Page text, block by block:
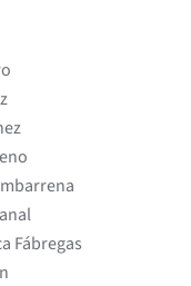
Fábregas